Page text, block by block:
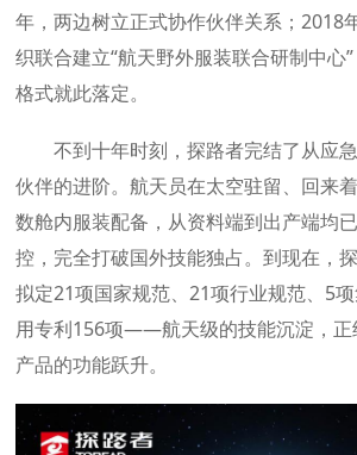
年，两边树立正式协作伙伴关系；2018
织联合建立“航天野外服装联合研制中心
格式就此落定。
不到十年时刻，探路者完结了从应
伙伴的进阶。航天员在太空驻留、回来
数舱内服装配备，从资料端到出产端均
控，完全打破国外技能独占。到现在，
拟定21项国家规范、21项行业规范、5
用专利156项——航天级的技能沉淀，正
产品的功能跃升。